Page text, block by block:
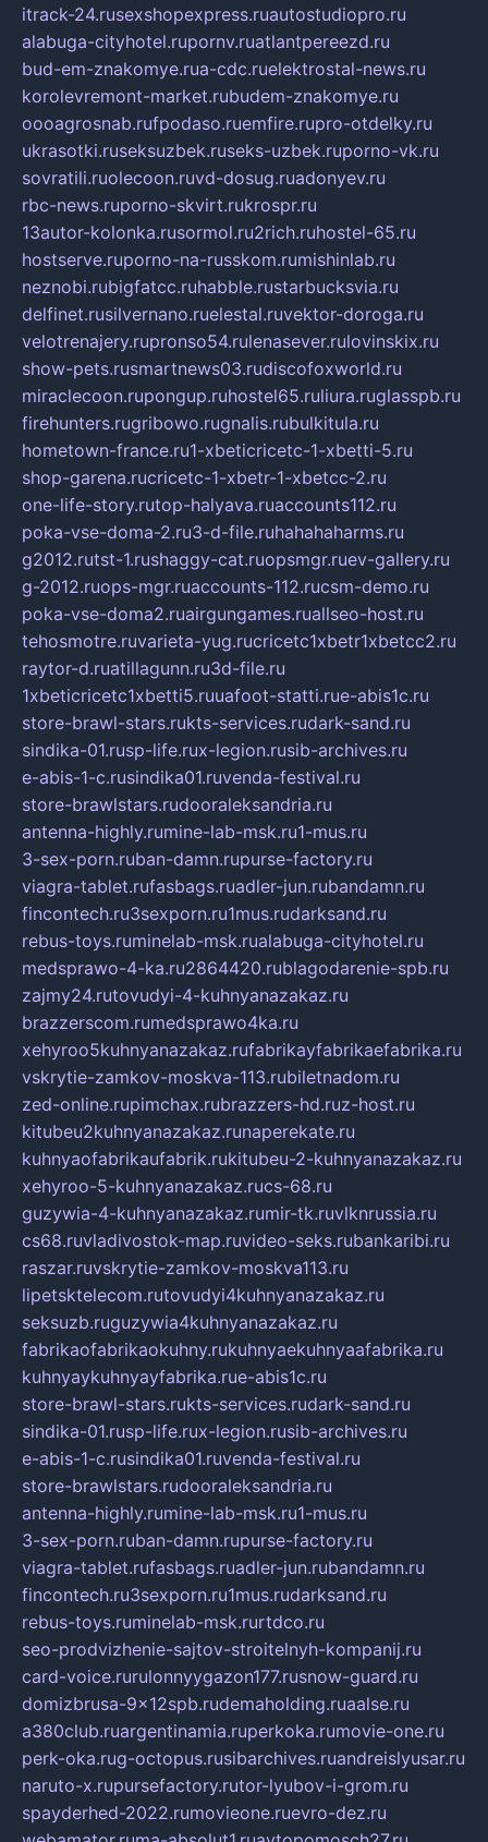
itrack-24.rusexshopexpress.ruautostudiopro.ru
alabuga-cityhotel.rupornv.ruatlantpereezd.ru
bud-em-znakomye.rua-cdc.ruelektrostal-news.ru
korolevremont-market.rubudem-znakomye.ru
oooagrosnab.rufpodaso.ruemfire.rupro-otdelky.ru
ukrasotki.ruseksuzbek.ruseks-uzbek.ruporno-vk.ru
sovratili.ruolecoon.ruvd-dosug.ruadonyev.ru
rbc-news.ruporno-skvirt.rukrospr.ru
13autor-kolonka.rusormol.ru2rich.ruhostel-65.ru
hostserve.ruporno-na-russkom.rumishinlab.ru
neznobi.rubigfatcc.ruhabble.rustarbucksvia.ru
delfinet.rusilvernano.ruelestal.ruvektor-doroga.ru
velotrenajery.rupronso54.rulenasever.rulovinskix.ru
show-pets.rusmartnews03.rudiscofoxworld.ru
miraclecoon.rupongup.ruhostel65.ruliura.ruglasspb.ru
firehunters.rugribowo.rugnalis.rubulkitula.ru
hometown-france.ru1-xbeticricetc-1-xbetti-5.ru
shop-garena.rucricetc-1-xbetr-1-xbetcc-2.ru
one-life-story.rutop-halyava.ruaccounts112.ru
poka-vse-doma-2.ru3-d-file.ruhahahaharms.ru
g2012.rutst-1.rushaggy-cat.ruopsmgr.ruev-gallery.ru
g-2012.ruops-mgr.ruaccounts-112.rucsm-demo.ru
poka-vse-doma2.ruairgungames.ruallseo-host.ru
tehosmotre.ruvarieta-yug.rucricetc1xbetr1xbetcc2.ru
raytor-d.ruatillagunn.ru3d-file.ru
1xbeticricetc1xbetti5.ruuafoot-statti.rue-abis1c.ru
store-brawl-stars.rukts-services.rudark-sand.ru
sindika-01.rusp-life.rux-legion.rusib-archives.ru
e-abis-1-c.rusindika01.ruvenda-festival.ru
store-brawlstars.rudooraleksandria.ru
antenna-highly.rumine-lab-msk.ru1-mus.ru
3-sex-porn.ruban-damn.rupurse-factory.ru
viagra-tablet.rufasbags.ruadler-jun.rubandamn.ru
fincontech.ru3sexporn.ru1mus.rudarksand.ru
rebus-toys.ruminelab-msk.rualabuga-cityhotel.ru
medsprawo-4-ka.ru2864420.rublagodarenie-spb.ru
zajmy24.rutovudyi-4-kuhnyanazakaz.ru
brazzerscom.rumedsprawo4ka.ru
xehyroo5kuhnyanazakaz.rufabrikayfabrikaefabrika.ru
vskrytie-zamkov-moskva-113.rubiletnadom.ru
zed-online.rupimchax.rubrazzers-hd.ruz-host.ru
kitubeu2kuhnyanazakaz.runaperekate.ru
kuhnyaofabrikaufabrik.rukitubeu-2-kuhnyanazakaz.ru
xehyroo-5-kuhnyanazakaz.rucs-68.ru
guzywia-4-kuhnyanazakaz.rumir-tk.ruvlknrussia.ru
cs68.ruvladivostok-map.ruvideo-seks.rubankaribi.ru
raszar.ruvskrytie-zamkov-moskva113.ru
lipetsktelecom.rutovudyi4kuhnyanazakaz.ru
seksuzb.ruguzywia4kuhnyanazakaz.ru
fabrikaofabrikaokuhny.rukuhnyaekuhnyaafabrika.ru
kuhnyaykuhnyayfabrika.rue-abis1c.ru
store-brawl-stars.rukts-services.rudark-sand.ru
sindika-01.rusp-life.rux-legion.rusib-archives.ru
e-abis-1-c.rusindika01.ruvenda-festival.ru
store-brawlstars.rudooraleksandria.ru
antenna-highly.rumine-lab-msk.ru1-mus.ru
3-sex-porn.ruban-damn.rupurse-factory.ru
viagra-tablet.rufasbags.ruadler-jun.rubandamn.ru
fincontech.ru3sexporn.ru1mus.rudarksand.ru
rebus-toys.ruminelab-msk.rurtdco.ru
seo-prodvizhenie-sajtov-stroitelnyh-kompanij.ru
card-voice.rurulonnyygazon177.rusnow-guard.ru
domizbrusa-9x12spb.rudemaholding.ruaalse.ru
a380club.ruargentinamia.ruperkoka.rumovie-one.ru
perk-oka.rug-octopus.rusibarchives.ruandreislyusar.ru
naruto-x.rupursefactory.rutor-lyubov-i-grom.ru
spayderhed-2022.rumovieone.ruevro-dez.ru